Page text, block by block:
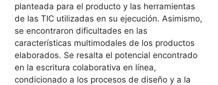
planteada para el producto y las herramientas
de las TIC utilizadas en su ejecución. Asimismo,
se encontraron dificultades en las
características multimodales de los productos
elaborados. Se resalta el potencial encontrado
en la escritura colaborativa en línea,
condicionado a los procesos de diseño y a la